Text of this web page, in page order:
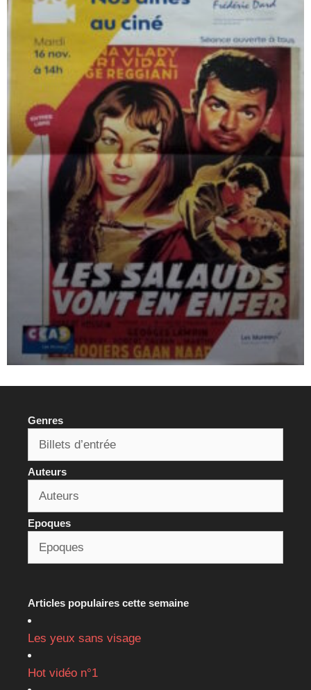
Genres
Auteurs
Epoques
Articles populaires cette semaine
Les yeux sans visage
Hot vidéo n°1